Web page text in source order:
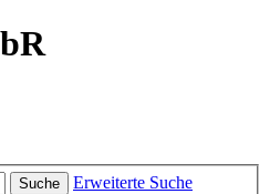
Suche Erweiterte Suche